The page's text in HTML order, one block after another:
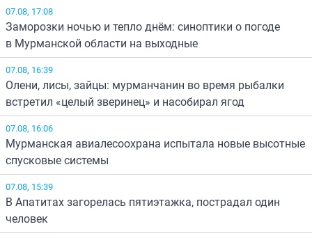
07.08, 17:08
Заморозки ночью и тепло днём: синоптики о погоде
в Мурманской области на выходные
07.08, 16:39
Олени, лисы, зайцы: мурманчанин во время рыбалки
встретил «целый зверинец» и насобирал ягод
07.08, 16:06
Мурманская авиалесоохрана испытала новые высотные
спусковые системы
07.08, 15:39
В Апатитах загорелась пятиэтажка, пострадал один
человек